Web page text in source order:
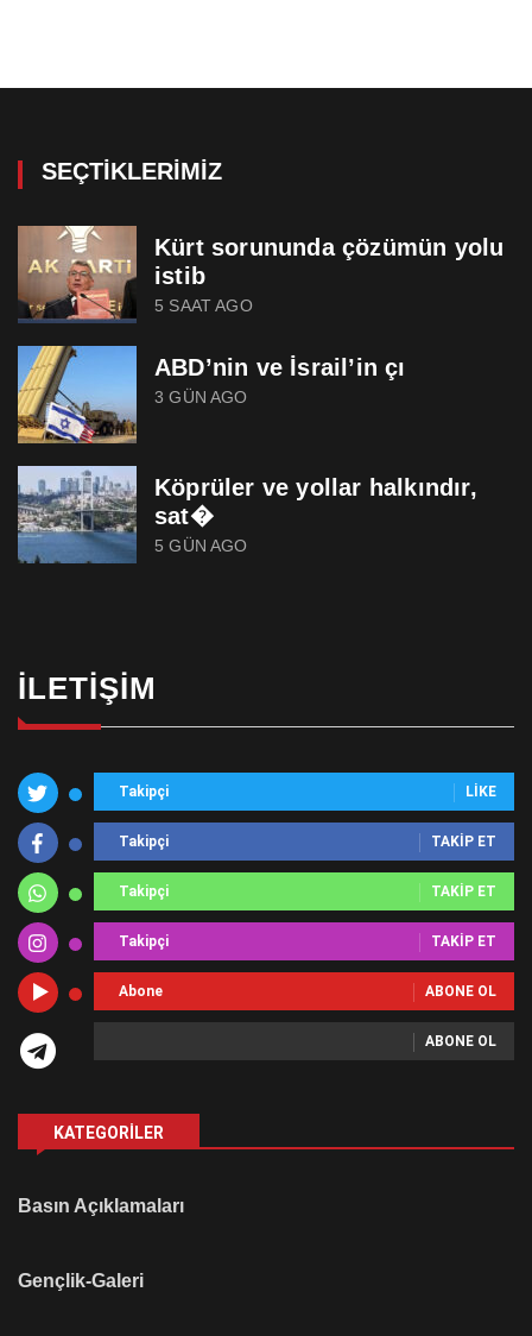
SEÇTIKLERIMIZ
Kürt sorununda çözümün yolu
istib
5 SAAT AGO
ABD’nin ve İsrail’in çı
3 GÜN AGO
Köprüler ve yollar halkındır,
sat�
5 GÜN AGO
İLETIŞIM
Takipçi LIKE
Takipçi TAKIP ET
Takipçi TAKIP ET
Takipçi TAKIP ET
Abone ABONE OL
ABONE OL
KATEGORILER
Basın Açıklamaları
Gençlik-Galeri